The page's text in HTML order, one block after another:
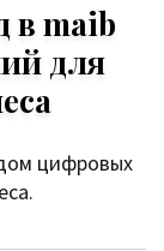
в maib
для
цифровых